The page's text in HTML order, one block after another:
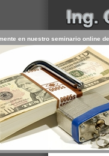
INICIO
CONTACTO
>Inicio/Artículos
La clave
en nuestro seminario online